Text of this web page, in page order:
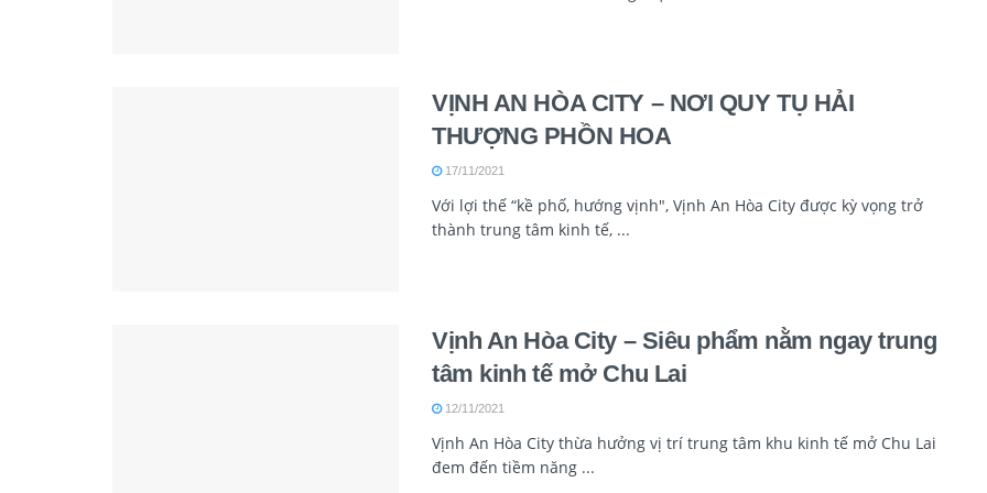
VỊNH AN HÒA CITY – NƠI QUY TỤ HẢI
THƯỢNG PHỒN HOA
17/11/2021
Với lợi thế “kề phố, hướng vịnh", Vịnh An Hòa City được kỳ vọng trở
thành trung tâm kinh tế, ...
Vịnh An Hòa City – Siêu phẩm nằm ngay trung
tâm kinh tế mở Chu Lai
12/11/2021
Vịnh An Hòa City thừa hưởng vị trí trung tâm khu kinh tế mở Chu Lai
đem đến tiềm năng ...